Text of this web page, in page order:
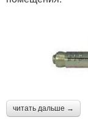
читать дальше →